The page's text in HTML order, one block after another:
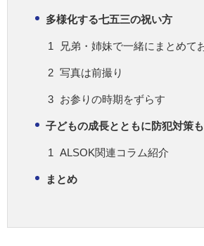
多様化する七五三の祝い方
兄弟・姉妹で一緒にまとめて
写真は前撮り
お参りの時期をずらす
子どもの成長とともに防犯対策
ALSOK関連コラム紹介
まとめ